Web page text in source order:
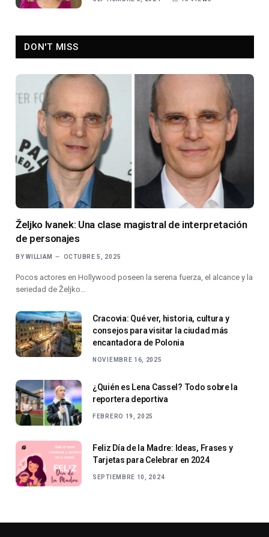
DON'T MISS
Željko Ivanek: Una clase magistral de interpretación
de personajes
BY WILLIAM OCTUBRE 5, 2025
Pocos actores en Hollywood poseen la serena fuerza, el alcance y la
seriedad de Željko…
Cracovia: Qué ver, historia, cultura y
consejos para visitar la ciudad más
encantadora de Polonia
NOVIEMBRE 16, 2025
¿Quién es Lena Cassel? Todo sobre la
reportera deportiva
FEBRERO 19, 2025
Feliz Día de la Madre: Ideas, Frases y
Tarjetas para Celebrar en 2024
SEPTIEMBRE 10, 2024